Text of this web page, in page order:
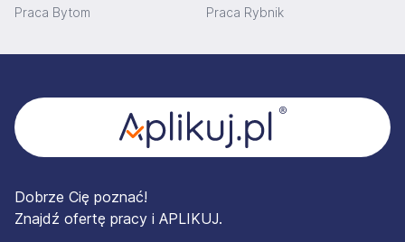
Praca Bytom Praca Rybnik
Dobrze Cię poznać!
Znajdź ofertę pracy i APLIKUJ.